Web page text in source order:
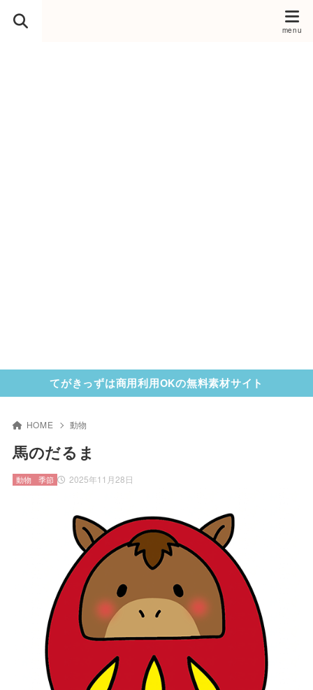
てがきっずは商用利用OKの無料素材サイト
HOME 動物
馬のだるま
2025年11月28日
動物 季節